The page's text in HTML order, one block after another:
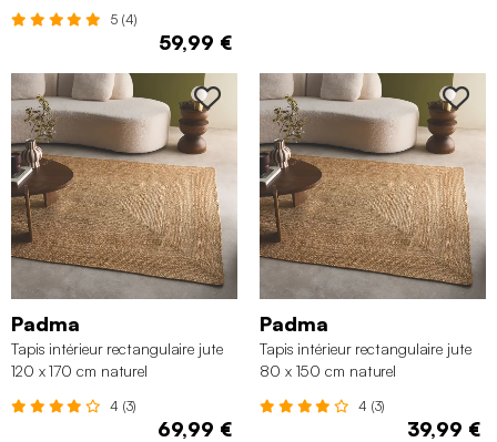
5 (4)
59,99 €
Padma
Tapis intérieur rectangulaire jute
120 x 170 cm naturel
4 (3)
69,99 €
Padma
Tapis intérieur rectangulaire jute
80 x 150 cm naturel
4 (3)
39,99 €